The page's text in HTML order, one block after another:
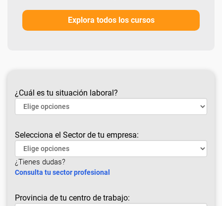
Explora todos los cursos
¿Cuál es tu situación laboral?
Selecciona el Sector de tu empresa:
¿Tienes dudas?
Consulta tu sector profesional
Provincia de tu centro de trabajo: